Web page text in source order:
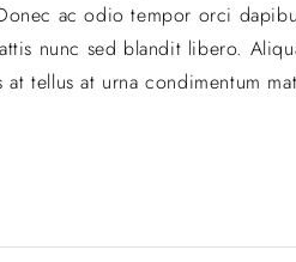
ac odio tempor orci
nunc sed blandit libero.
tellus at urna condimentum